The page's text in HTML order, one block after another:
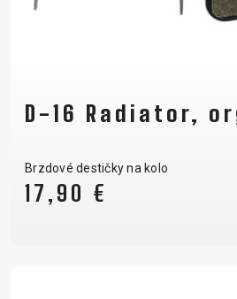
D-16 Radiator,
Brzdové destičky na kolo
17,90 €